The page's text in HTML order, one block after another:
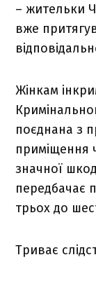
– жительки
вже
Жінкам
поєднана з
приміщення
значної
передбачає
трьох до
Триває